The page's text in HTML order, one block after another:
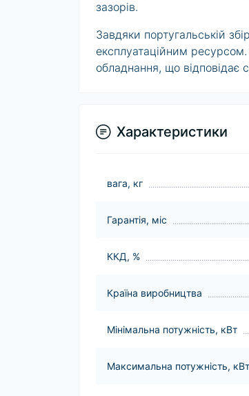
зазорів.
Завдяки португальській
експлуатаційним
обладнання, що
Характеристики
вага, кг
Гарантія, міс
ККД, %
Країна виробництва
Мінімальна потужність, кВт
Максимальна потужність, кВт